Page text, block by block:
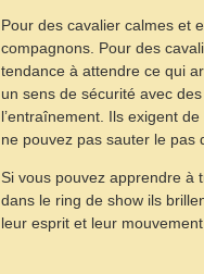
Pour des cavalier calmes et
compagnons. Pour des
tendance à attendre ce qui
un sens de sécurité avec
l’entraînement. Ils exigent
ne pouvez pas sauter le pas
Si vous pouvez apprendre à
dans le ring de show ils
leur esprit et leur